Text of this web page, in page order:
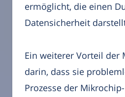
ermöglicht, die einen
Datensicherheit
Ein weiterer Vorteil der
darin, dass sie
Prozesse der